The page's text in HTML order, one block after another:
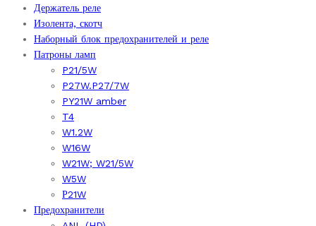
Держатель реле
Изолента, скотч
Наборный блок предохранителей и реле
Патроны ламп
P21/5W
P27W.P27/7W
PY21W amber
T4
W1.2W
W16W
W21W; W21/5W
W5W
Р21W
Предохранители